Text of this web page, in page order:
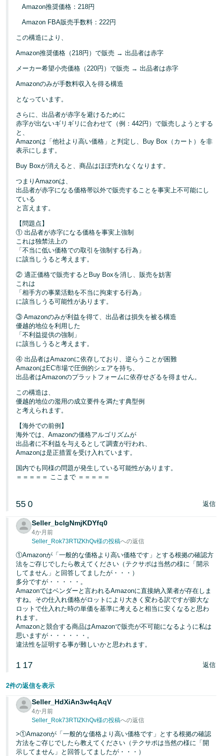
Amazon推奨価格：218円
Amazon FBA販売手数料：222円
この構造により、
Amazon推奨価格（218円）で販売 → 出品者は赤字
メーカー希望小売価格（220円）で販売 → 出品者は赤字
Amazonのみが手数料収入を得る構造
となっています。
さらに、出品者が赤字を避けるために
赤字が出ないギリギリに合わせて（例：442円）で販売しようとする
と、
Amazonは「他社より高い価格」と判定し、Buy Box（カート）を非
表示にします。
Buy Boxが消えると、商品はほぼ売れなくなります。
つまりAmazonは、
出品者が赤字になる価格帯以外で販売することを事実上不可能にし
ている
と言えます。
【問題点】
① 出品者が赤字になる価格を事実上強制
これは独禁法上の
「不当に低い価格での取引を強制する行為」
に該当しうると考えます。
② 適正価格で販売するとBuy Boxを消し、販売を妨害
これは
「相手方の事業活動を不当に拘束する行為」
に該当しうる可能性があります。
③ Amazonのみが利益を得て、出品者は損失を被る構造
優越的地位を利用した
「不利益提供の強制」
に該当しうると考えます。
④ 出品者はAmazonに依存しており、逆らうことが困難
AmazonはEC市場で圧倒的シェアを持ち、
出品者はAmazonのプラットフォームに依存せざるを得ません。
この構造は、
優越的地位の濫用の成立要件を満たす典型例
と考えられます。
【海外での前例】
海外では、Amazonの価格アルゴリズムが
出品者に不利益を与えるとして調査が行われ、
Amazonは是正措置を受け入れています。
国内でも同様の問題が発生している可能性があります。
＝＝＝＝＝ ここまで ＝＝＝＝＝
55 0 返信
Seller_bcIgNmjKDYfq0
4か月前
Seller_Rok73RTIZKhQv様の投稿への返信
①Amazonが「一般的な価格より高い価格です」とする根拠の確認方
法をご存じでしたら教えてください（テクサポは当然の様に「開示
してません」と回答してましたが・・・）
多分ですが・・・・・。
Amazonではベンダーと言われるAmazonに直接納入業者が存在しま
すね。その仕入れ価格がロットにより大きく変わる訳ですが膨大な
ロットで仕入れた時の単価を基準に考えると相当に安くなると思わ
れます。
Amazonと競合する商品はAmazonで販売が不可能になるように私は
思いますが・・・・・・。
違法性を証明する事が難しいかと思われます。
1 17 返信
2件の返信を表示
Seller_HdXiAn3w4qAqV
4か月前
Seller_Rok73RTIZKhQv様の投稿への返信
>①Amazonが「一般的な価格より高い価格です」とする根拠の確認
方法をご存じでしたら教えてください（テクサポは当然の様に「開
示してません」と回答してましたが・・・）